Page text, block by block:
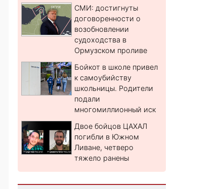
СМИ: достигнуты
договоренности о
возобновлении
судоходства в
Ормузском проливе
Бойкот в школе привел
к самоубийству
школьницы. Родители
подали
многомиллионный иск
Двое бойцов ЦАХАЛ
погибли в Южном
Ливане, четверо
тяжело ранены